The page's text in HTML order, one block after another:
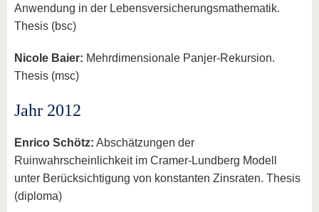
Anwendung in der Lebensversicherungsmathematik.
Thesis (bsc)
Nicole Baier: Mehrdimensionale Panjer-Rekursion.
Thesis (msc)
Jahr 2012
Enrico Schötz: Abschätzungen der
Ruinwahrscheinlichkeit im Cramer-Lundberg Modell
unter Berücksichtigung von konstanten Zinsraten. Thesis
(diploma)